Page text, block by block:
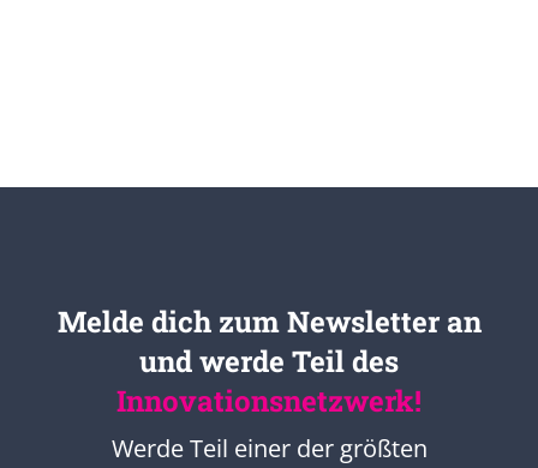
Melde dich zum Newsletter an
und werde Teil des
Innovationsnetzwerk!
Werde Teil einer der größten